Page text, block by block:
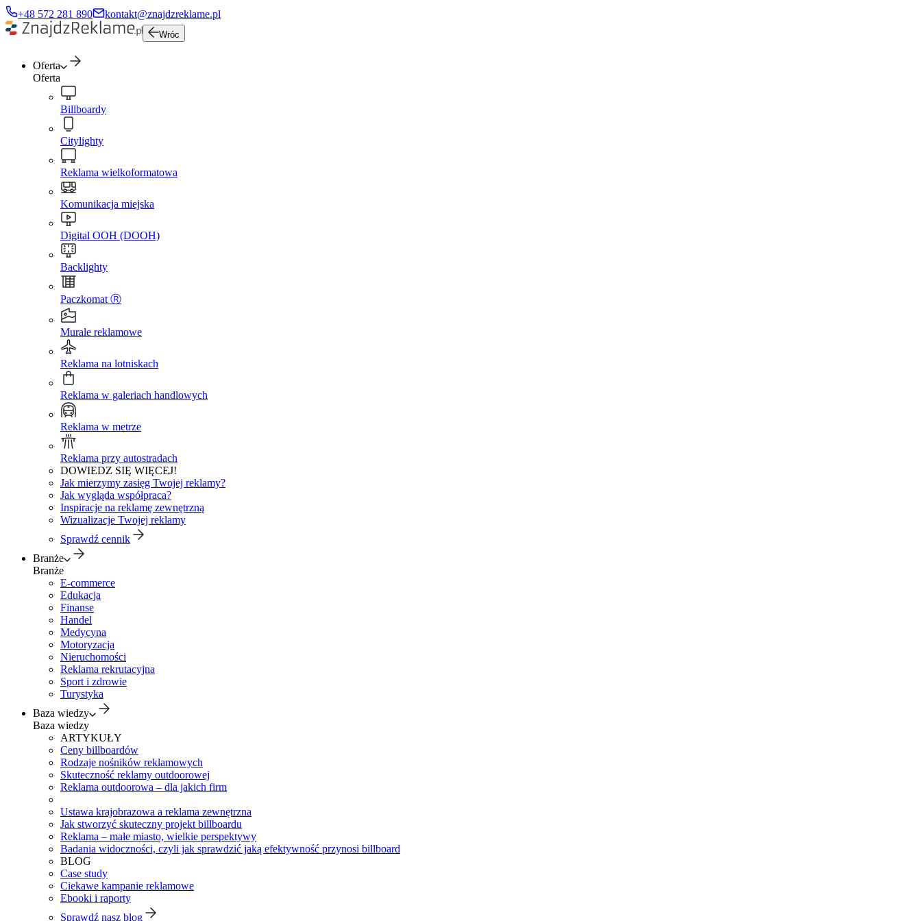
+48 572 281 890 kontakt@znajdzreklame.pl
Wróc
Oferta
Oferta
Billboardy
Citylighty
Reklama wielkoformatowa
Komunikacja miejska
Digital OOH (DOOH)
Backlighty
Paczkomat Ⓡ
Murale reklamowe
Reklama na lotniskach
Reklama w galeriach handlowych
Reklama w metrze
Reklama przy autostradach
DOWIEDZ SIĘ WIĘCEJ!
Jak mierzymy zasięg Twojej reklamy?
Jak wygląda współpraca?
Inspiracje na reklamę zewnętrzną
Wizualizacje Twojej reklamy
Sprawdź cennik
Branże
Branże
E-commerce
Edukacja
Finanse
Handel
Medycyna
Motoryzacja
Nieruchomości
Reklama rekrutacyjna
Sport i zdrowie
Turystyka
Baza wiedzy
Baza wiedzy
ARTYKUŁY
Ceny billboardów
Rodzaje nośników reklamowych
Skuteczność reklamy outdoorowej
Reklama outdoorowa – dla jakich firm
Ustawa krajobrazowa a reklama zewnętrzna
Jak stworzyć skuteczny projekt billboardu
Reklama – małe miasto, wielkie perspektywy
Badania widoczności, czyli jak sprawdzić jaką efektywność przynosi billboard
BLOG
Case study
Ciekawe kampanie reklamowe
Ebooki i raporty
Sprawdź nasz blog